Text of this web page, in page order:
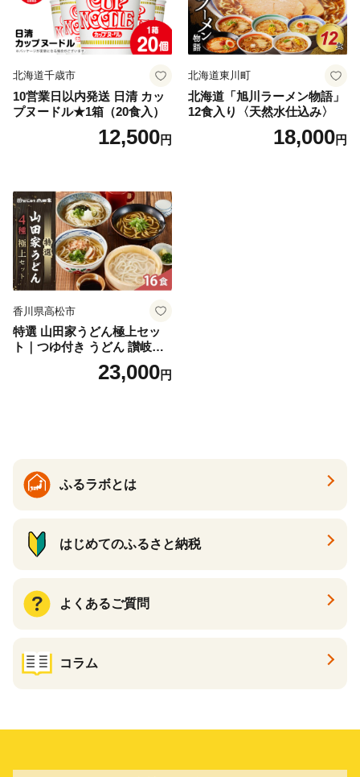
北海道千歳市
10営業日以内発送 日清 カッ
プヌードル★1箱（20食入）
12,500円
北海道東川町
北海道「旭川ラーメン物語」
12食入り〈天然水仕込み〉
18,000円
香川県高松市
特選 山田家うどん極上セッ
ト｜つゆ付き うどん 讃岐う
どん さぬきうどん 生麵 うど
んセット カレーうどん 生う
23,000円
ふるラボとは
はじめてのふるさと納税
よくあるご質問
コラム